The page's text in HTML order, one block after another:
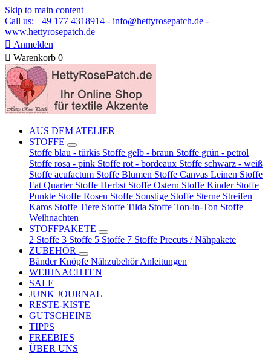
Skip to main content
Call us: +49 177 4318914 - info@hettyrosepatch.de -
www.hettyrosepatch.de
 Anmelden
 Warenkorb 0
AUS DEM ATELIER
STOFFE
Stoffe blau - türkis Stoffe gelb - braun Stoffe grün - petrol
Stoffe rosa - pink Stoffe rot - bordeaux Stoffe schwarz - weiß
Stoffe acufactum Stoffe Blumen Stoffe Canvas Leinen Stoffe
Fat Quarter Stoffe Herbst Stoffe Ostern Stoffe Kinder Stoffe
Punkte Stoffe Rosen Stoffe Sonstige Stoffe Sterne Streifen
Karos Stoffe Tiere Stoffe Tilda Stoffe Ton-in-Ton Stoffe
Weihnachten
STOFFPAKETE
2 Stoffe 3 Stoffe 5 Stoffe 7 Stoffe Precuts / Nähpakete
ZUBEHÖR
BänderKnöpfe NähzubehörAnleitungen
WEIHNACHTEN
SALE
JUNK JOURNAL
RESTE-KISTE
GUTSCHEINE
TIPPS
FREEBIES
ÜBER UNS